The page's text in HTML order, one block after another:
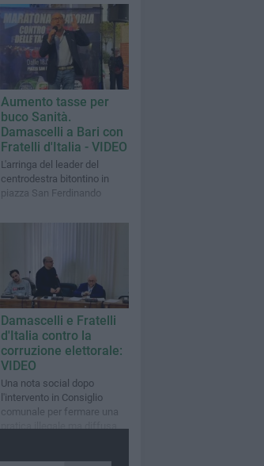
Aumento tasse per
buco Sanità.
Damascelli a Bari con
Fratelli d'Italia - VIDEO
L'arringa del leader del
centrodestra bitontino in
piazza San Ferdinando
Damascelli e Fratelli
d'Italia contro la
corruzione elettorale:
VIDEO
Una nota social dopo
l'intervento in Consiglio
comunale per fermare una
pratica illegale ma diffusa